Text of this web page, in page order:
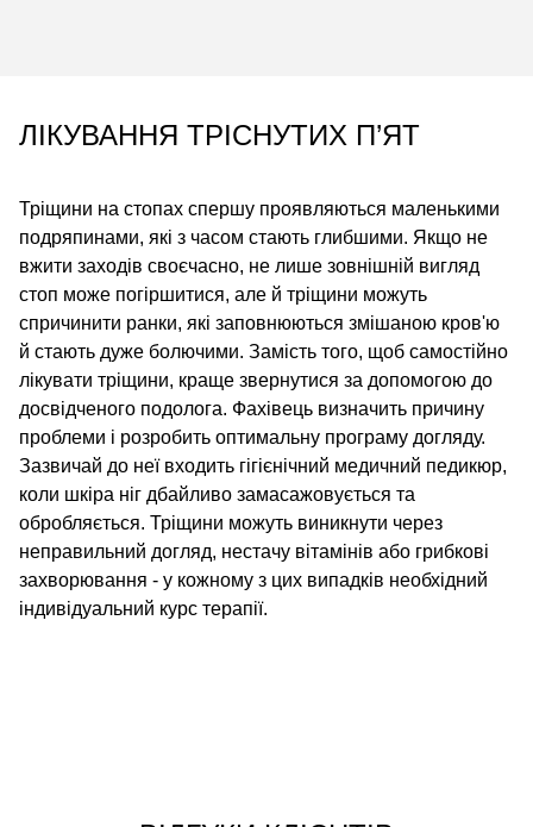
ЛІКУВАННЯ ТРІСНУТИХ П’ЯТ
Тріщини на стопах спершу проявляються маленькими
подряпинами, які з часом стають глибшими. Якщо не
вжити заходів своєчасно, не лише зовнішній вигляд
стоп може погіршитися, але й тріщини можуть
спричинити ранки, які заповнюються змішаною кров'ю
й стають дуже болючими. Замість того, щоб самостійно
лікувати тріщини, краще звернутися за допомогою до
досвідченого подолога. Фахівець визначить причину
проблеми і розробить оптимальну програму догляду.
Зазвичай до неї входить гігієнічний медичний педикюр,
коли шкіра ніг дбайливо замасажовується та
обробляється. Тріщини можуть виникнути через
неправильний догляд, нестачу вітамінів або грибкові
захворювання - у кожному з цих випадків необхідний
індивідуальний курс терапії.